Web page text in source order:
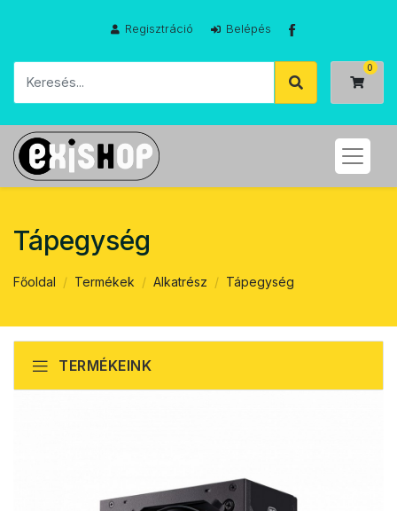
Regisztráció Belépés
Tápegység
Főoldal Termékek Alkatrész Tápegység
TERMÉKEINK